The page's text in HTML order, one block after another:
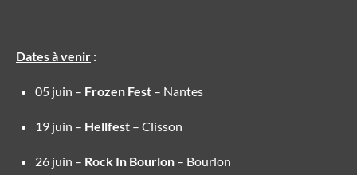
Dates à venir :
05 juin – Frozen Fest – Nantes
19 juin – Hellfest – Clisson
26 juin – Rock In Bourlon – Bourlon